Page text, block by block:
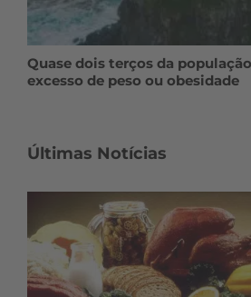
Quase dois terços da
excesso de peso ou obesidade
Últimas Notícias